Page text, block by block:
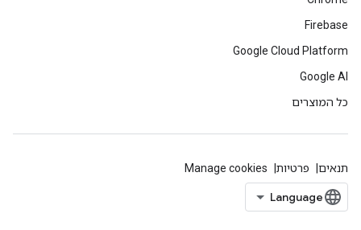
Firebase
Google Cloud Platform
Google AI
כל המוצרים
תנאים פרטיות Manage cookies